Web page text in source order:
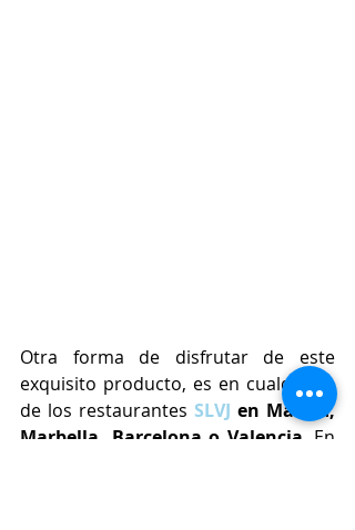
Otra forma de disfrutar de este
exquisito producto, es en cualquiera
de los restaurantes SLVJ en Madrid,
Marbella, Barcelona o Valencia . En